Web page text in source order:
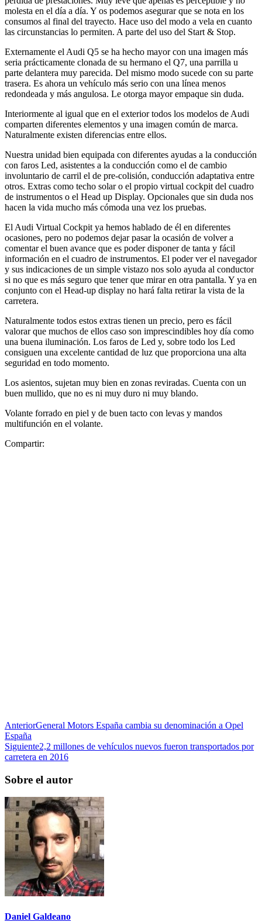
molesta en el día a día. Y os podemos asegurar que se nota en los
consumos al final del trayecto. Hace uso del modo a vela en cuanto
las circunstancias lo permiten. A parte del uso del Start & Stop.
Externamente el Audi Q5 se ha hecho mayor con una imagen más
seria prácticamente clonada de su hermano el Q7, una parrilla u
parte delantera muy parecida. Del mismo modo sucede con su parte
trasera. Es ahora un vehículo más serio con una línea menos
redondeada y más angulosa. Le otorga mayor empaque sin duda.
Interiormente al igual que en el exterior todos los modelos de Audi
comparten diferentes elementos y una imagen común de marca.
Naturalmente existen diferencias entre ellos.
Nuestra unidad bien equipada con diferentes ayudas a la conducción
con faros Led, asistentes a la conducción como el de cambio
involuntario de carril el de pre-colisión, conducción adaptativa entre
otros. Extras como techo solar o el propio virtual cockpit del cuadro
de instrumentos o el Head up Display. Opcionales que sin duda nos
hacen la vida mucho más cómoda una vez los pruebas.
El Audi Virtual Cockpit ya hemos hablado de él en diferentes
ocasiones, pero no podemos dejar pasar la ocasión de volver a
comentar el buen avance que es poder disponer de tanta y fácil
información en el cuadro de instrumentos. El poder ver el navegador
y sus indicaciones de un simple vistazo nos solo ayuda al conductor
si no que es más seguro que tener que mirar en otra pantalla. Y ya en
conjunto con el Head-up display no hará falta retirar la vista de la
carretera.
Naturalmente todos estos extras tienen un precio, pero es fácil
valorar que muchos de ellos caso son imprescindibles hoy día como
una buena iluminación. Los faros de Led y, sobre todo los Led
consiguen una excelente cantidad de luz que proporciona una alta
seguridad en todo momento.
Los asientos, sujetan muy bien en zonas reviradas. Cuenta con un
buen mullido, que no es ni muy duro ni muy blando.
Volante forrado en piel y de buen tacto con levas y mandos
multifunción en el volante.
Compartir:
AnteriorGeneral Motors España cambia su denominación a Opel
España
Siguiente2,2 millones de vehículos nuevos fueron transportados por
carretera en 2016
Sobre el autor
Daniel Galdeano